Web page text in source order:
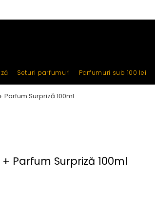
Seturi parfumuri Parfumuri sub 100 lei
Parfum Surpriză 100ml
Parfum Surpriză 100ml